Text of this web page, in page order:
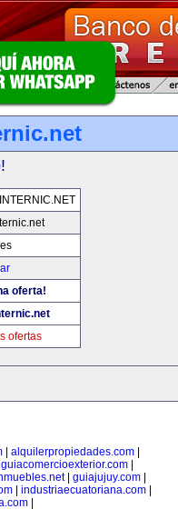
oferta!
ofertas
| alquilerpropiedades.com
guiacomercioexterior.com
| guiajujuy.com
industriaecuatoriana.com